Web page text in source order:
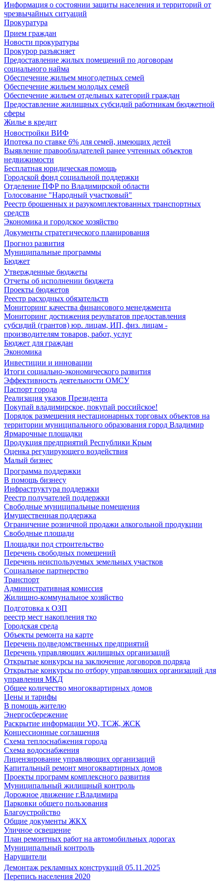
Информация о состоянии защиты населения и территорий от
чрезвычайных ситуаций
Прокуратура
Прием граждан
Новости прокуратуры
Прокурор разъясняет
Предоставление жилых помещений по договорам
социального найма
Обеспечение жильем многодетных семей
Обеспечение жильем молодых семей
Обеспечение жильем отдельных категорий граждан
Предоставление жилищных субсидий работникам бюджетной
сферы
Жилье в кредит
Новостройки ВИФ
Ипотека по ставке 6% для семей, имеющих детей
Выявление правообладателей ранее учтенных объектов
недвижимости
Бесплатная юридическая помощь
Городской фонд социальной поддержки
Отделение ПФР по Владимирской области
Голосование "Народный участковый"
Реестр брошенных и разукомплектованных транспортных
средств
Экономика и городское хозяйство
Документы стратегического планирования
Прогноз развития
Муниципальные программы
Бюджет
Утвержденные бюджеты
Отчеты об исполнении бюджета
Проекты бюджетов
Реестр расходных обязательств
Мониторинг качества финансового менеджмента
Мониторинг достижения результатов предоставления
субсидий (грантов) юр. лицам, ИП, физ. лицам -
производителям товаров, работ, услуг
Бюджет для граждан
Экономика
Инвестиции и инновации
Итоги социально-экономического развития
Эффективность деятельности ОМСУ
Паспорт города
Реализация указов Президента
Покупай владимирское, покупай российское!
Порядок размещения нестационарных торговых объектов на
территории муниципального образования город Владимир
Ярмарочные площадки
Продукция предприятий Республики Крым
Оценка регулирующего воздействия
Малый бизнес
Программа поддержки
В помощь бизнесу
Инфраструктура поддержки
Реестр получателей поддержки
Свободные муниципальные помещения
Имущественная поддержка
Ограничение розничной продажи алкогольной продукции
Свободные площади
Площадки под строительство
Перечень свободных помещений
Перечень неиспользуемых земельных участков
Социальное партнерство
Транспорт
Административная комиссия
Жилищно-коммунальное хозяйство
Подготовка к ОЗП
реестр мест накопления тко
Городская среда
Объекты ремонта на карте
Перечень подведомственных предприятий
Перечень управляющих жилищных организаций
Открытые конкурсы на заключение договоров подряда
Открытые конкурсы по отбору управляющих организаций для
управления МКД
Общее количество многоквартирных домов
Цены и тарифы
В помощь жителю
Энергосбережение
Раскрытие информации УО, ТСЖ, ЖСК
Концессионные соглашения
Схема теплоснабжения города
Схема водоснабжения
Лицензирование управляющих организаций
Капитальный ремонт многоквартирных домов
Проекты программ комплексного развития
Муниципальный жилищный контроль
Дорожное движение г.Владимира
Парковки общего пользования
Благоустройство
Общие документы ЖКХ
Уличное освещение
План ремонтных работ на автомобильных дорогах
Муниципальный контроль
Нарушители
Демонтаж рекламных конструкций 05.11.2025
Перепись населения 2020